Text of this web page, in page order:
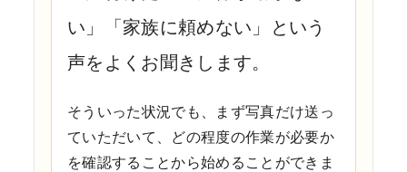
い」「家族に頼めない」という
声をよくお聞きします。
そういった状況でも、まず写真だけ送っ
ていただいて、どの程度の作業が必要か
を確認することから始めることができま